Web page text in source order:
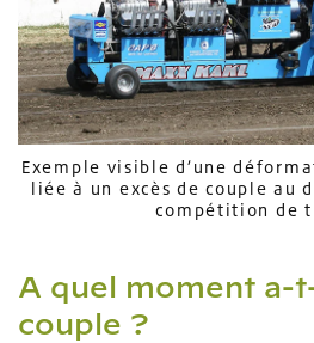
Exemple visible d’une
liée à un excès de couple au
compétition de
A quel moment a-
couple ?